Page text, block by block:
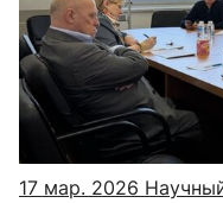
17 мар. 2026